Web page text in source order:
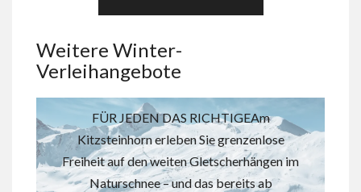
Weitere Winter-
Verleihangebote
KAPRUN/ KITZSTEINHORN
Skigebiet
FÜR JEDEN DAS RICHTIGEAm
Kitzsteinhorn erleben Sie grenzenlose
Freiheit auf den weiten Gletscherhängen im
Naturschnee – und das bereits ab